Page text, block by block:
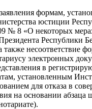
формам,
юстиции
№ 8 «О некоторых
Республики
несоответствие
электронных
в
установленным
для отказа в
на основании абзаца